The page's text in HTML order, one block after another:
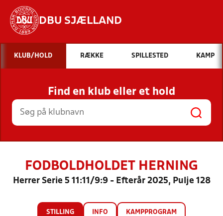
DBU SJÆLLAND
Hvad vil du søge efter?
INDHOLD OG NYHEDER
STILLINGER, RESULTATER, KLUBBER OG
HOLD
KLUB/HOLD RÆKKE SPILLESTED KAMP
Find en klub eller et hold
FODBOLDHOLDET HERNING
Herrer Serie 5 11:11/9:9 - Efterår 2025, Pulje 128
STILLING INFO KAMPPROGRAM